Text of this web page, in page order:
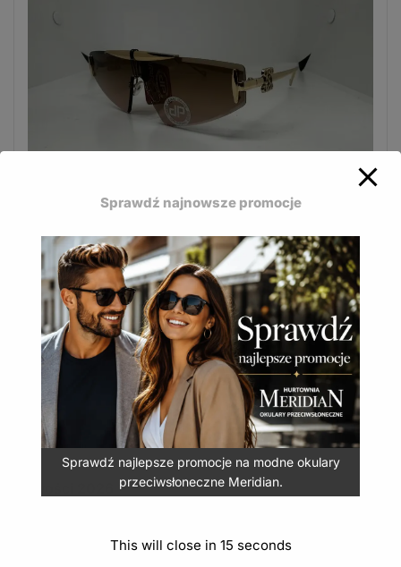
stworzone z myślą o kobietach.
JP-622 B
16,50zł (20,30 złz VAT)
DODAJ DO KOSZYKA
Sprawdź najnowsze promocje
Sprawdź najlepsze promocje na modne okulary
przeciwsłoneczne Meridian.
This will close in 14 seconds